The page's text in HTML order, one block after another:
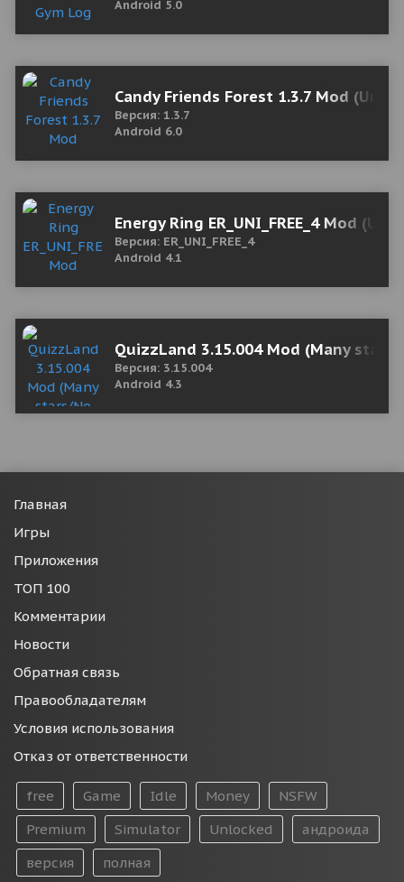
Android 5.0
Candy Friends Forest 1.3.7 Mod
Версия: 1.3.7
Android 6.0
Energy Ring ER_UNI_FREE_4 Mod
Версия: ER_UNI_FREE_4
Android 4.1
QuizzLand 3.15.004 Mod (Many
Версия: 3.15.004
Android 4.3
Главная
Игры
Приложения
ТОП 100
Комментарии
Новости
Обратная связь
Правообладателям
Условия использования
Отказ от ответственности
free Game Idle Money
NSFW
Premium
Simulator Unlocked
андроида
версия
полная